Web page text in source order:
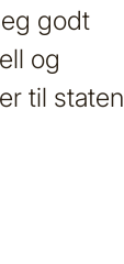
godt
og
til staten